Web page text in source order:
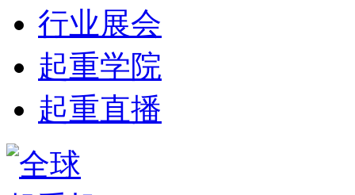
行业展会
起重学院
起重直播